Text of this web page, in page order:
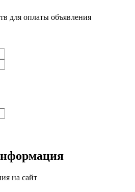
для оплаты объявления
на сайт